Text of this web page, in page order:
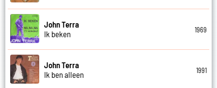
John Terra
Ik beken
1969
John Terra
Ik ben alleen
1991